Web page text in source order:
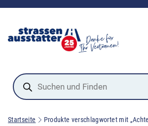
Products
search
Startseite Produkte verschlagwortet mit